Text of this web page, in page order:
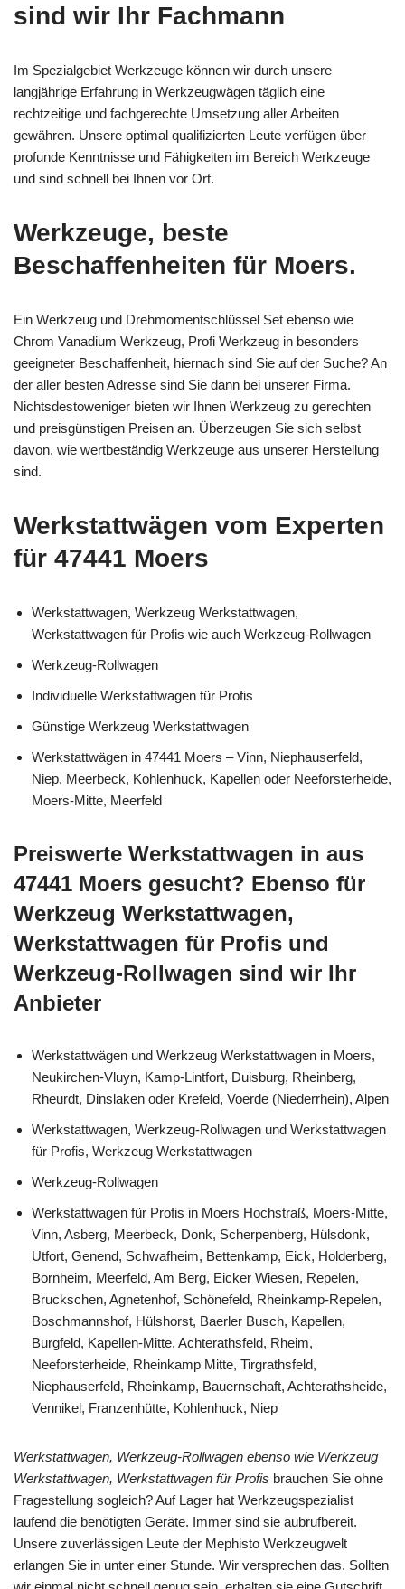
sind wir Ihr Fachmann
Im Spezialgebiet Werkzeuge können wir durch unsere
langjährige Erfahrung in Werkzeugwägen täglich eine
rechtzeitige und fachgerechte Umsetzung aller Arbeiten
gewähren. Unsere optimal qualifizierten Leute verfügen über
profunde Kenntnisse und Fähigkeiten im Bereich Werkzeuge
und sind schnell bei Ihnen vor Ort.
Werkzeuge, beste
Beschaffenheiten für Moers.
Ein Werkzeug und Drehmomentschlüssel Set ebenso wie
Chrom Vanadium Werkzeug, Profi Werkzeug in besonders
geeigneter Beschaffenheit, hiernach sind Sie auf der Suche? An
der aller besten Adresse sind Sie dann bei unserer Firma.
Nichtsdestoweniger bieten wir Ihnen Werkzeug zu gerechten
und preisgünstigen Preisen an. Überzeugen Sie sich selbst
davon, wie wertbeständig Werkzeuge aus unserer Herstellung
sind.
Werkstattwägen vom Experten
für 47441 Moers
Werkstattwagen, Werkzeug Werkstattwagen,
Werkstattwagen für Profis wie auch Werkzeug-Rollwagen
Werkzeug-Rollwagen
Individuelle Werkstattwagen für Profis
Günstige Werkzeug Werkstattwagen
Werkstattwägen in 47441 Moers – Vinn, Niephauserfeld,
Niep, Meerbeck, Kohlenhuck, Kapellen oder Neeforsterheide,
Moers-Mitte, Meerfeld
Preiswerte Werkstattwagen in aus
47441 Moers gesucht? Ebenso für
Werkzeug Werkstattwagen,
Werkstattwagen für Profis und
Werkzeug-Rollwagen sind wir Ihr
Anbieter
Werkstattwägen und Werkzeug Werkstattwagen in Moers,
Neukirchen-Vluyn, Kamp-Lintfort, Duisburg, Rheinberg,
Rheurdt, Dinslaken oder Krefeld, Voerde (Niederrhein), Alpen
Werkstattwagen, Werkzeug-Rollwagen und Werkstattwagen
für Profis, Werkzeug Werkstattwagen
Werkzeug-Rollwagen
Werkstattwagen für Profis in Moers Hochstraß, Moers-Mitte,
Vinn, Asberg, Meerbeck, Donk, Scherpenberg, Hülsdonk,
Utfort, Genend, Schwafheim, Bettenkamp, Eick, Holderberg,
Bornheim, Meerfeld, Am Berg, Eicker Wiesen, Repelen,
Bruckschen, Agnetenhof, Schönefeld, Rheinkamp-Repelen,
Boschmannshof, Hülshorst, Baerler Busch, Kapellen,
Burgfeld, Kapellen-Mitte, Achterathsfeld, Rheim,
Neeforsterheide, Rheinkamp Mitte, Tirgrathsfeld,
Niephauserfeld, Rheinkamp, Bauernschaft, Achterathsheide,
Vennikel, Franzenhütte, Kohlenhuck, Niep
Werkstattwagen, Werkzeug-Rollwagen ebenso wie Werkzeug
Werkstattwagen, Werkstattwagen für Profis brauchen Sie ohne
Fragestellung sogleich? Auf Lager hat Werkzeugspezialist
laufend die benötigten Geräte. Immer sind sie aubrufbereit.
Unsere zuverlässigen Leute der Mephisto Werkzeugwelt
erlangen Sie in unter einer Stunde. Wir versprechen das. Sollten